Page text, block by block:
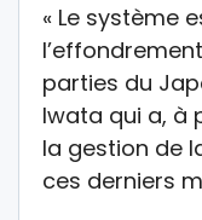
« Le système
parties du
Iwata qui a, à
la gestion de
ces derniers